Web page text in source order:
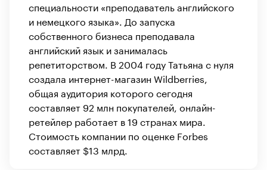
специальности «преподаватель английского
и немецкого языка». До запуска
собственного бизнеса преподавала
английский язык и занималась
репетиторством. В 2004 году Татьяна с нуля
создала интернет-магазин Wildberries,
общая аудитория которого сегодня
составляет 92 млн покупателей, онлайн-
ретейлер работает в 19 странах мира.
Стоимость компании по оценке Forbes
составляет $13 млрд.